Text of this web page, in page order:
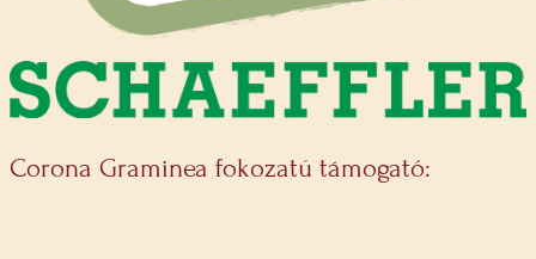
Corona Graminea fokozatú támogató: